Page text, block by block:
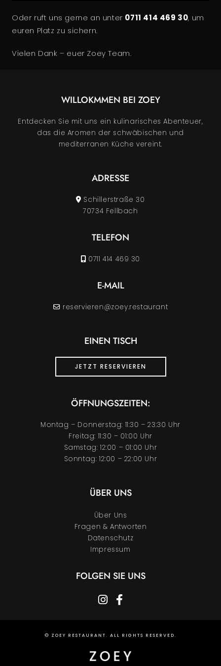
Oder ruft uns gerne an unter 0711 414 469 30, um
euren Platz zu sichern.
Vielen Dank – euer Zoey Team.
WILLOKMMEN BEI ZOEY
Entdecken Sie mit uns ein kulinarisches Abenteuer,
das die Aromen der schwäbischen und
mediterranen Küche vereint.
ADRESSE
Schillerstraße 30
70734 Fellbach
TELEFON
0711 414 469 30
E-MAIL
reservieren@zoey.restaurant
EINEN TISCH
JETZT RESERVIEREN
ÖFFNUNGSZEITEN:
Montag – Donnerstag: 11:30 – 23:30 Uhr
Freitag: 11:30 – 01:00 Uhr
Samstag: 12:00 – 01:00 Uhr
Sonntag: 12:00 – 22:00 Uhr
ÜBER UNS
Über Uns
Fragen & Antworten
Datenschutz
Impressum
FOLGEN SIE UNS
instagram
© ZOEY RESTAURANT. ALL RIGHTS RESERVED.